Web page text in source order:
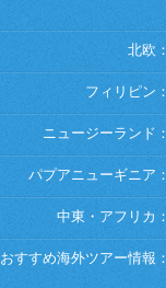
北欧：
フィリピン：
ニュージーランド：
パプアニューギニア：
中東・アフリカ：
おすすめ海外ツアー情報：